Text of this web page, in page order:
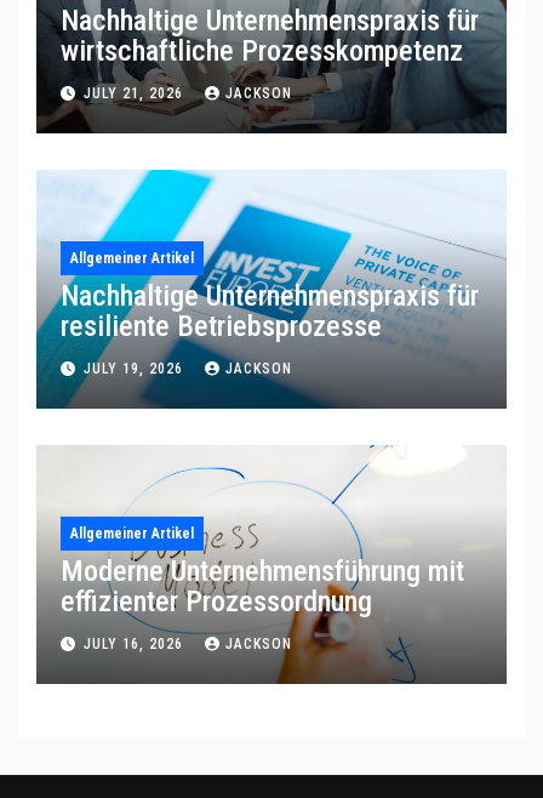
Nachhaltige Unternehmenspraxis für
wirtschaftliche Prozesskompetenz
JULY 21, 2026 JACKSON
Allgemeiner Artikel
Nachhaltige Unternehmenspraxis für
resiliente Betriebsprozesse
JULY 19, 2026 JACKSON
Allgemeiner Artikel
Moderne Unternehmensführung mit
effizienter Prozessordnung
JULY 16, 2026 JACKSON